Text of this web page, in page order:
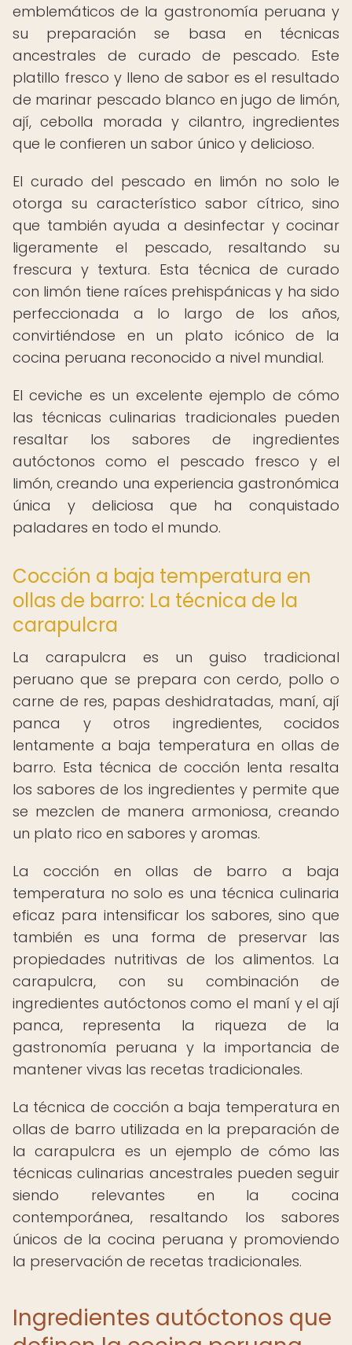
emblemáticos de la gastronomía peruana y
su preparación se basa en técnicas
ancestrales de curado de pescado. Este
platillo fresco y lleno de sabor es el resultado
de marinar pescado blanco en jugo de limón,
ají, cebolla morada y cilantro, ingredientes
que le confieren un sabor único y delicioso.
El curado del pescado en limón no solo le
otorga su característico sabor cítrico, sino
que también ayuda a desinfectar y cocinar
ligeramente el pescado, resaltando su
frescura y textura. Esta técnica de curado
con limón tiene raíces prehispánicas y ha sido
perfeccionada a lo largo de los años,
convirtiéndose en un plato icónico de la
cocina peruana reconocido a nivel mundial.
El ceviche es un excelente ejemplo de cómo
las técnicas culinarias tradicionales pueden
resaltar los sabores de ingredientes
autóctonos como el pescado fresco y el
limón, creando una experiencia gastronómica
única y deliciosa que ha conquistado
paladares en todo el mundo.
Cocción a baja temperatura en
ollas de barro: La técnica de la
carapulcra
La carapulcra es un guiso tradicional
peruano que se prepara con cerdo, pollo o
carne de res, papas deshidratadas, maní, ají
panca y otros ingredientes, cocidos
lentamente a baja temperatura en ollas de
barro. Esta técnica de cocción lenta resalta
los sabores de los ingredientes y permite que
se mezclen de manera armoniosa, creando
un plato rico en sabores y aromas.
La cocción en ollas de barro a baja
temperatura no solo es una técnica culinaria
eficaz para intensificar los sabores, sino que
también es una forma de preservar las
propiedades nutritivas de los alimentos. La
carapulcra, con su combinación de
ingredientes autóctonos como el maní y el ají
panca, representa la riqueza de la
gastronomía peruana y la importancia de
mantener vivas las recetas tradicionales.
La técnica de cocción a baja temperatura en
ollas de barro utilizada en la preparación de
la carapulcra es un ejemplo de cómo las
técnicas culinarias ancestrales pueden seguir
siendo relevantes en la cocina
contemporánea, resaltando los sabores
únicos de la cocina peruana y promoviendo
la preservación de recetas tradicionales.
Ingredientes autóctonos que